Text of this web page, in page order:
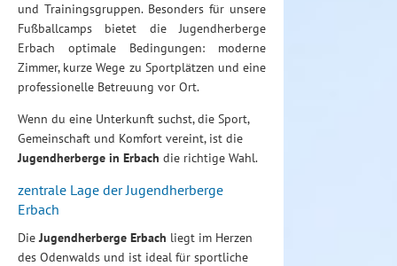
und Trainingsgruppen. Besonders für unsere
Fußballcamps bietet die Jugendherberge
Erbach optimale Bedingungen: moderne
Zimmer, kurze Wege zu Sportplätzen und eine
professionelle Betreuung vor Ort.
Wenn du eine Unterkunft suchst, die Sport,
Gemeinschaft und Komfort vereint, ist die
Jugendherberge in Erbach die richtige Wahl.
zentrale Lage der Jugendherberge
Erbach
DieJugendherberge Erbach liegt im Herzen
des Odenwalds und ist ideal für sportliche